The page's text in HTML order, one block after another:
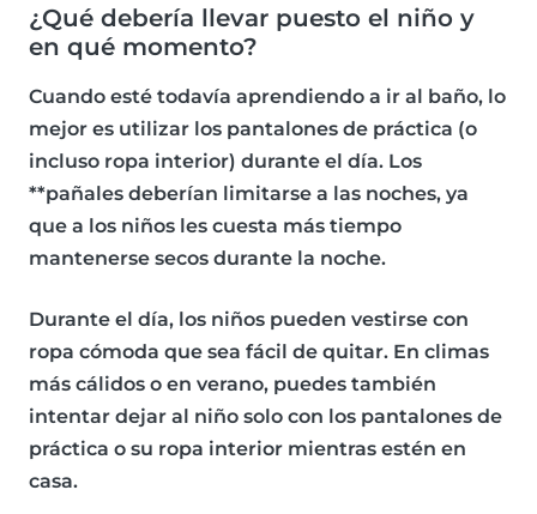
¿Qué debería llevar puesto el niño y
en qué momento?
Cuando esté todavía aprendiendo a ir al baño, lo
mejor es utilizar los pantalones de práctica (o
incluso ropa interior) durante el día. Los
**pañales deberían limitarse a las noches, ya
que a los niños les cuesta más tiempo
mantenerse secos durante la noche.
Durante el día, los niños pueden vestirse con
ropa cómoda que sea fácil de quitar. En climas
más cálidos o en verano, puedes también
intentar dejar al niño solo con los pantalones de
práctica o su ropa interior mientras estén en
casa.